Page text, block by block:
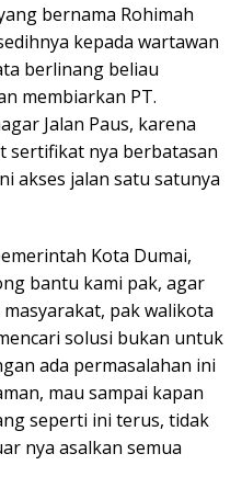
bernama Rohimah
kepada wartawan
berlinang beliau
membiarkan PT.
Jalan Paus, karena
sertifikat nya berbatasan
akses jalan satu satunya
Kota Dumai,
bantu kami pak, agar
pak walikota
solusi bukan untuk
ada permasalahan ini
mau sampai kapan
seperti ini terus, tidak
nya asalkan semua